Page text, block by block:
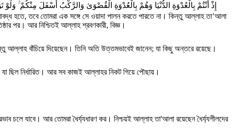
إِذْ أَنْتُمْ بِالْعُدْوَةِ الدُّنْيَا وَهُمْ بِالْعُدْوَةِ الْقُصْوَىٰ وَالرَّكْبُ أَسْفَلَ مِنْكُمْ
হতে, তবে তোমরা এক সঙ্গে সে ওয়াদা পালন করতে পারতে না। কিন্তু আল্লাহ তা’আলা
পর। আর নিশ্চিতই আল্লাহ শ্রবণকারী, বিজ্ঞ।
আল্লাহ বাঁচিয়ে দিয়েছেন। তিনি অতি উত্তমভাবেই জানেন; যা কিছু অন্তরে রয়েছে।
যা ছিল নির্ধারিত। আর সব কাজই আল্লাহর নিকট গিয়ে পৌছায়।
চলে যাবে। আর তোমরা ধৈর্য্যধারণ কর। নিশ্চয়ই আল্লাহ তা'আলা রয়েছেন ধৈর্য্যশীলদের